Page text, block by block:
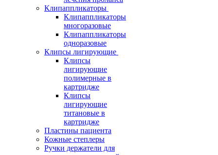
Клипаппликаторы
Клипаппликаторы
многоразовые
Клипаппликаторы
одноразовые
Клипсы лигирующие
Клипсы
лигирующие
полимерные в
картридже
Клипсы
лигирующие
титановые в
картридже
Пластины пациента
Кожные степлеры
Ручки держатели для